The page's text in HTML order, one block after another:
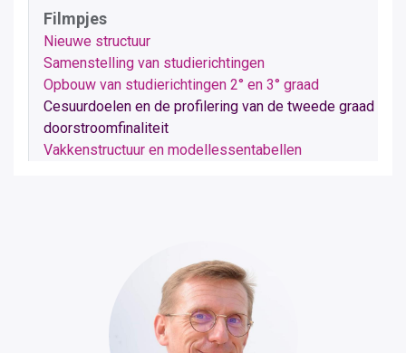
Filmpjes
Nieuwe structuur
Samenstelling van studierichtingen
Opbouw van studierichtingen 2° en 3° graad
Cesuurdoelen en de profilering van de tweede graad
doorstroomfinaliteit
Vakkenstructuur en modellessentabellen